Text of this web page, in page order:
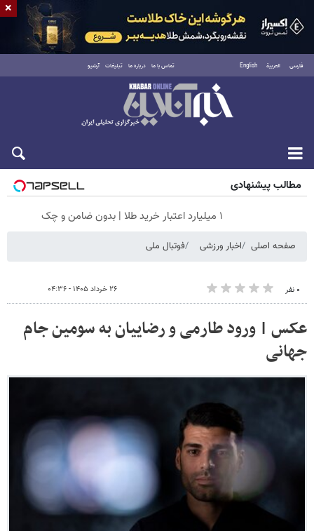
فارسی العربية English تماس با ما درباره ما تبلیغات آرشیو
شنبه ۱۷ مرداد ۱۴۰۵
مطالب پیشنهادی
۱ میلیارد اعتبار خرید طلا | بدون ضامن و چک
صفحه اصلی اخبار ورزشی فوتبال ملی
۰ نفر ۲۶ خرداد ۱۴۰۵ - ۰۴:۳۶
عکس | ورود طارمی و رضاییان به سومین جام
جهانی
×